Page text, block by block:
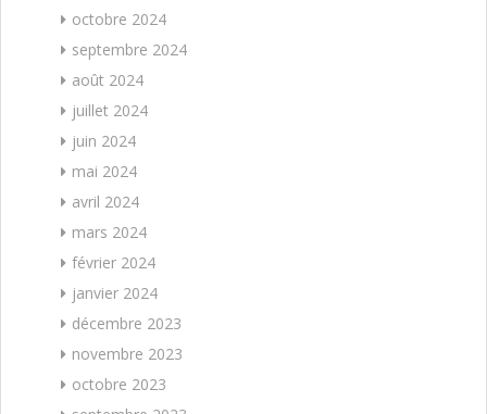
octobre 2024
septembre 2024
août 2024
juillet 2024
juin 2024
mai 2024
avril 2024
mars 2024
février 2024
janvier 2024
décembre 2023
novembre 2023
octobre 2023